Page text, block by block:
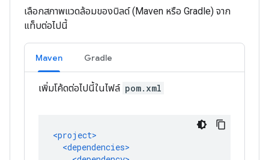
เลือกสภาพแวดล้อมของบิลด์ (Maven หรือ Gradle) จาก
แท็บต่อไปนี้
Maven Gradle
เพิ่มโค้ดต่อไปนี้ในไฟล์ pom.xml